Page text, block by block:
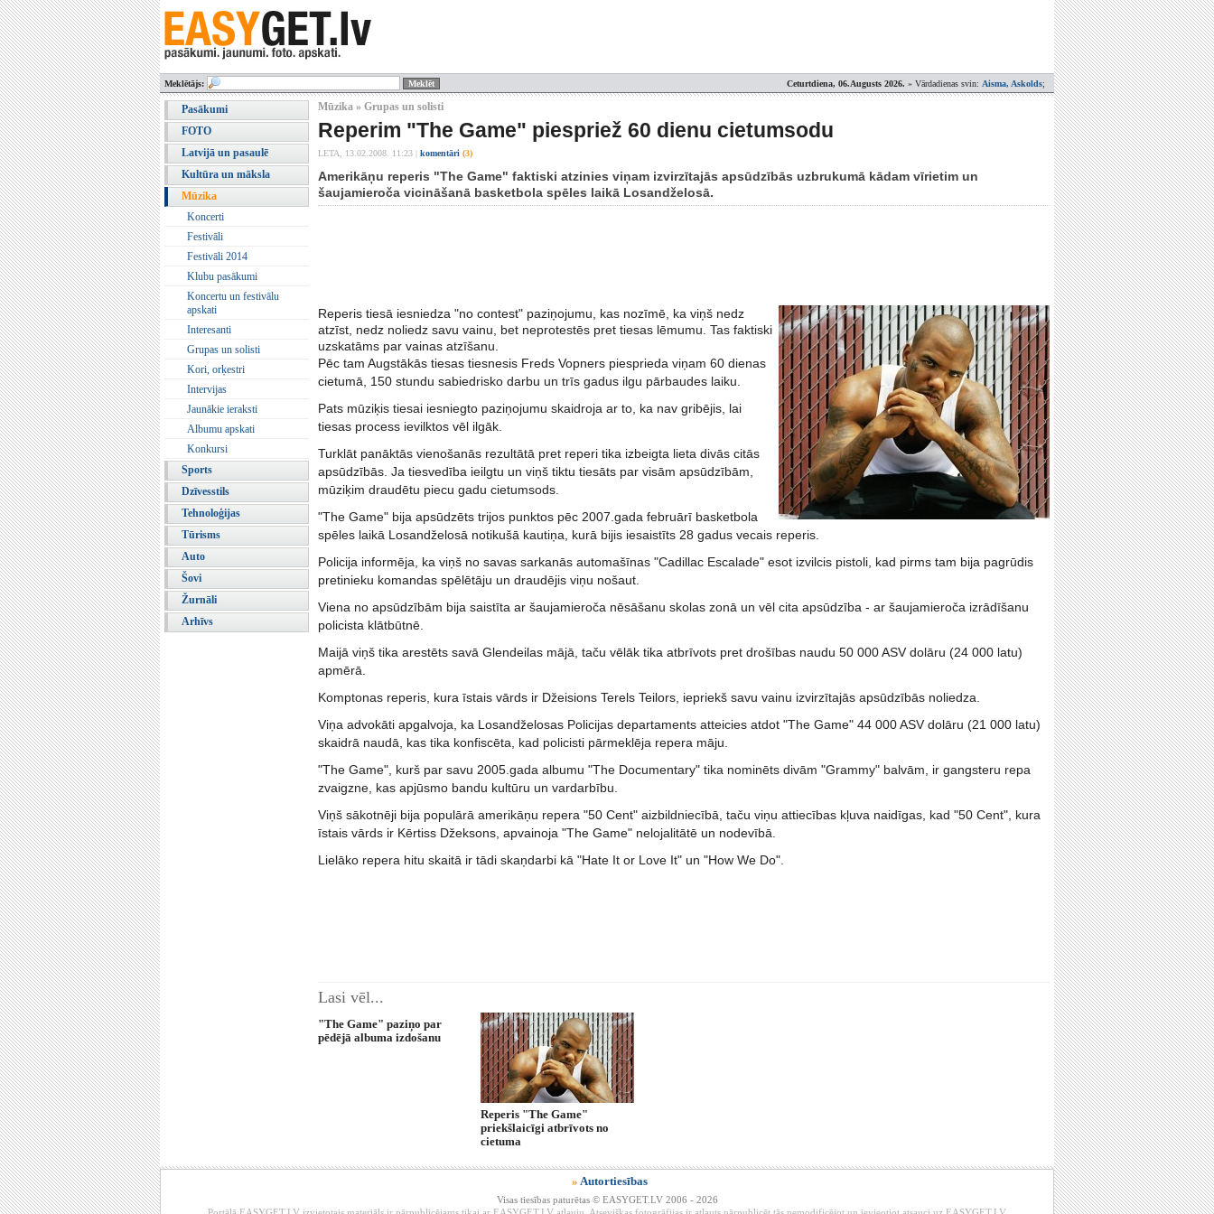
Ceturtdiena, 06.Augusts 2026. » Vārdadienas svin: Aisma, Askolds;
Meklētājs:
Pasākumi
FOTO
Latvijā un pasaulē
Kultūra un māksla
Mūzika
Koncerti
Festivāli
Festivāli 2014
Klubu pasākumi
Koncertu un festivālu
apskati
Interesanti
Grupas un solisti
Kori, orķestri
Intervijas
Jaunākie ieraksti
Albumu apskati
Konkursi
Sports
Dzīvesstils
Tehnoloģijas
Tūrisms
Auto
Šovi
Žurnāli
Arhīvs
Mūzika » Grupas un solisti
Reperim "The Game" piespriež 60 dienu cietumsodu
LETA, 13.02.2008. 11:23 komentāri (3)
Amerikāņu reperis "The Game" faktiski atzinies viņam izvirzītajās apsūdzībās uzbrukumā kādam vīrietim un
šaujamieroča vicināšanā basketbola spēles laikā Losandželosā.
Reperis tiesā iesniedza "no contest" paziņojumu, kas nozīmē, ka viņš nedz
atzīst, nedz noliedz savu vainu, bet neprotestēs pret tiesas lēmumu. Tas faktiski
uzskatāms par vainas atzīšanu.
Pēc tam Augstākās tiesas tiesnesis Freds Vopners piesprieda viņam 60 dienas
cietumā, 150 stundu sabiedrisko darbu un trīs gadus ilgu pārbaudes laiku.
Pats mūziķis tiesai iesniegto paziņojumu skaidroja ar to, ka nav gribējis, lai
tiesas process ievilktos vēl ilgāk.
Turklāt panāktās vienošanās rezultātā pret reperi tika izbeigta lieta divās citās
apsūdzībās. Ja tiesvedība ieilgtu un viņš tiktu tiesāts par visām apsūdzībām,
mūziķim draudētu piecu gadu cietumsods.
"The Game" bija apsūdzēts trijos punktos pēc 2007.gada februārī basketbola
spēles laikā Losandželosā notikušā kautiņa, kurā bijis iesaistīts 28 gadus vecais reperis.
Policija informēja, ka viņš no savas sarkanās automašīnas "Cadillac Escalade" esot izvilcis pistoli, kad pirms tam bija pagrūdis
pretinieku komandas spēlētāju un draudējis viņu nošaut.
Viena no apsūdzībām bija saistīta ar šaujamieroča nēsāšanu skolas zonā un vēl cita apsūdzība - ar šaujamieroča izrādīšanu
policista klātbūtnē.
Maijā viņš tika arestēts savā Glendeilas mājā, taču vēlāk tika atbrīvots pret drošības naudu 50 000 ASV dolāru (24 000 latu)
apmērā.
Komptonas reperis, kura īstais vārds ir Džeisions Terels Teilors, iepriekš savu vainu izvirzītajās apsūdzībās noliedza.
Viņa advokāti apgalvoja, ka Losandželosas Policijas departaments atteicies atdot "The Game" 44 000 ASV dolāru (21 000 latu)
skaidrā naudā, kas tika konfiscēta, kad policisti pārmeklēja repera māju.
"The Game", kurš par savu 2005.gada albumu "The Documentary" tika nominēts divām "Grammy" balvām, ir gangsteru repa
zvaigzne, kas apjūsmo bandu kultūru un vardarbību.
Viņš sākotnēji bija populārā amerikāņu repera "50 Cent" aizbildniecībā, taču viņu attiecības kļuva naidīgas, kad "50 Cent", kura
īstais vārds ir Kērtiss Džeksons, apvainoja "The Game" nelojalitātē un nodevībā.
Lielāko repera hitu skaitā ir tādi skaņdarbi kā "Hate It or Love It" un "How We Do".
Lasi vēl...
"The Game" paziņo par
pēdējā albuma izdošanu
Reperis "The Game"
priekšlaicīgi atbrīvots no
cietuma
» Autortiesības
Visas tiesības paturētas © EASYGET.LV 2006 - 2026